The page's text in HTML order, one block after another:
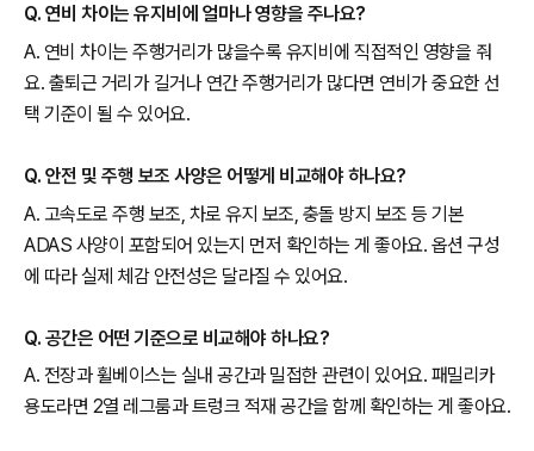
Q. 연비 차이는 유지비에 얼마나 영향을 주나요?
A. 연비 차이는 주행거리가 많을수록 유지비에 직접적인 영향을 줘
요. 출퇴근 거리가 길거나 연간 주행거리가 많다면 연비가 중요한 선
택 기준이 될 수 있어요.
Q. 안전 및 주행 보조 사양은 어떻게 비교해야 하나요?
A. 고속도로 주행 보조, 차로 유지 보조, 충돌 방지 보조 등 기본
ADAS 사양이 포함되어 있는지 먼저 확인하는 게 좋아요. 옵션 구성
에 따라 실제 체감 안전성은 달라질 수 있어요.
Q. 공간은 어떤 기준으로 비교해야 하나요?
A. 전장과 휠베이스는 실내 공간과 밀접한 관련이 있어요. 패밀리카
용도라면 2열 레그룸과 트렁크 적재 공간을 함께 확인하는 게 좋아요.